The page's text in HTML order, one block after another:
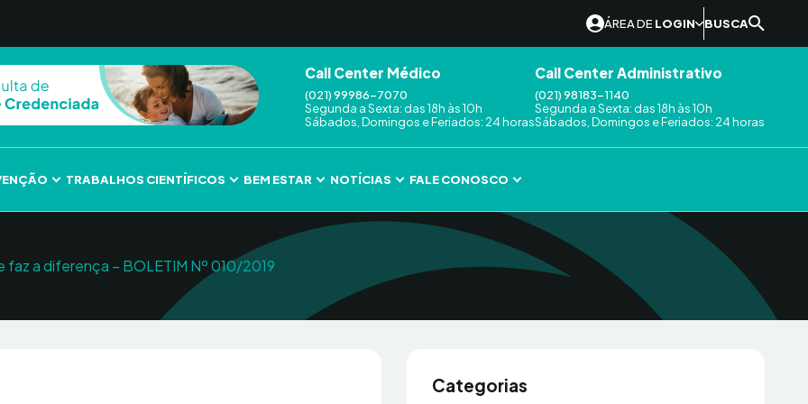
ÁREA DE LOGIN BUSCA
Call Center Médico
(021) 99986-7070
Segunda a Sexta: das 18h às 10h
Sábados, Domingos e Feriados: 24 horas
Call Center Administrativo
(021) 98183-1140
Segunda a Sexta: das 18h às 10h
Sábados, Domingos e Feriados: 24 horas
TRABALHOS CIENTÍFICOS BEM ESTAR NOTÍCIAS FALE CONOSCO
a diferença – BOLETIM Nº 010/2019
Categorias